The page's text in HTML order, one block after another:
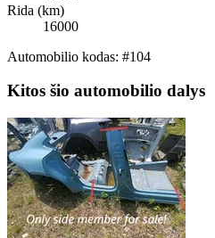
Rida (km)
16000
Automobilio kodas: #104
Kitos šio automobilio dalys